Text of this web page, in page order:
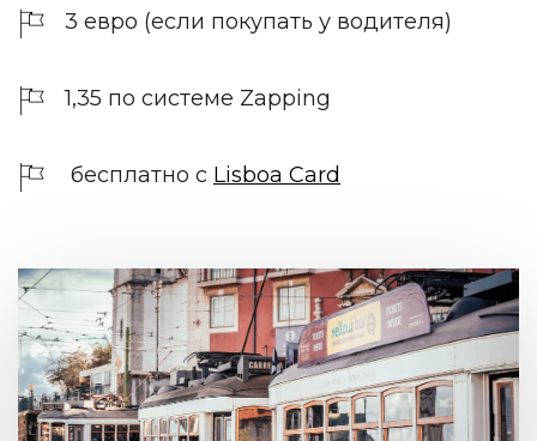
3 евро (если покупать у водителя)
1,35 по системе Zapping
бесплатно с Lisboa Card